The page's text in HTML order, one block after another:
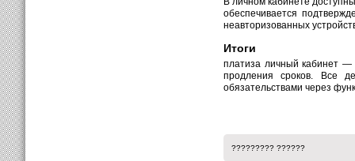
обеспечивается
неавторизованных
Итоги
платиза личный кабинет —
продления сроков. Все
обязательствами через
????????? ??????